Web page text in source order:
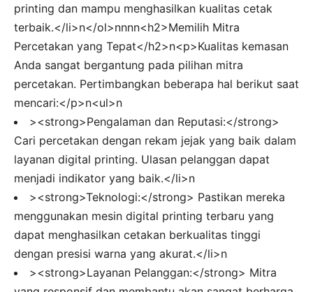
printing dan mampu menghasilkan kualitas cetak
terbaik.</li>n</ol>nnnn<h2>Memilih Mitra
Percetakan yang Tepat</h2>n<p>Kualitas kemasan
Anda sangat bergantung pada pilihan mitra
percetakan. Pertimbangkan beberapa hal berikut saat
mencari:</p>n<ul>n
><strong>Pengalaman dan Reputasi:</strong>
Cari percetakan dengan rekam jejak yang baik dalam
layanan digital printing. Ulasan pelanggan dapat
menjadi indikator yang baik.</li>n
><strong>Teknologi:</strong> Pastikan mereka
menggunakan mesin digital printing terbaru yang
dapat menghasilkan cetakan berkualitas tinggi
dengan presisi warna yang akurat.</li>n
><strong>Layanan Pelanggan:</strong> Mitra